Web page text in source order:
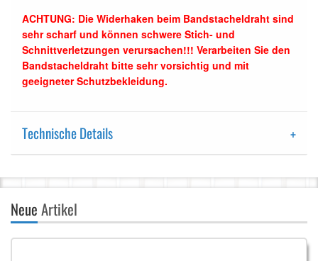
ACHTUNG: Die Widerhaken beim Bandstacheldraht sind
sehr scharf und können schwere Stich- und
Schnittverletzungen verursachen!!! Verarbeiten Sie den
Bandstacheldraht bitte sehr vorsichtig und mit
geeigneter Schutzbekleidung.
Technische Details
NeueArtikel